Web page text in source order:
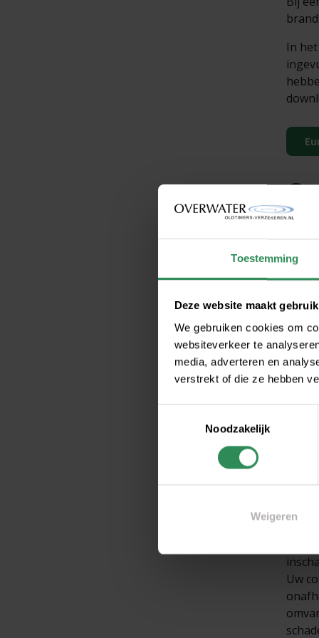
Toestemming
Deze website maakt
We gebruiken cookies om
websiteverkeer te
media, adverteren en
verstrekt of die ze hebben
Noodzakelijk
Weigeren
In
Is uw
Als
een
en
Uw